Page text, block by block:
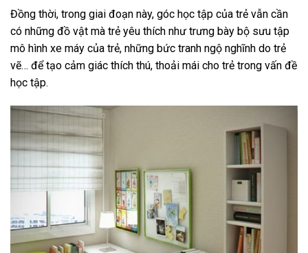
Đồng thời, trong giai đoạn này, góc học tập của trẻ vẫn cần
có những đồ vật mà trẻ yêu thích như trưng bày bộ sưu tập
mô hình xe máy của trẻ, những bức tranh ngộ nghĩnh do trẻ
vẽ… để tạo cảm giác thích thú, thoải mái cho trẻ trong vấn đề
học tập.